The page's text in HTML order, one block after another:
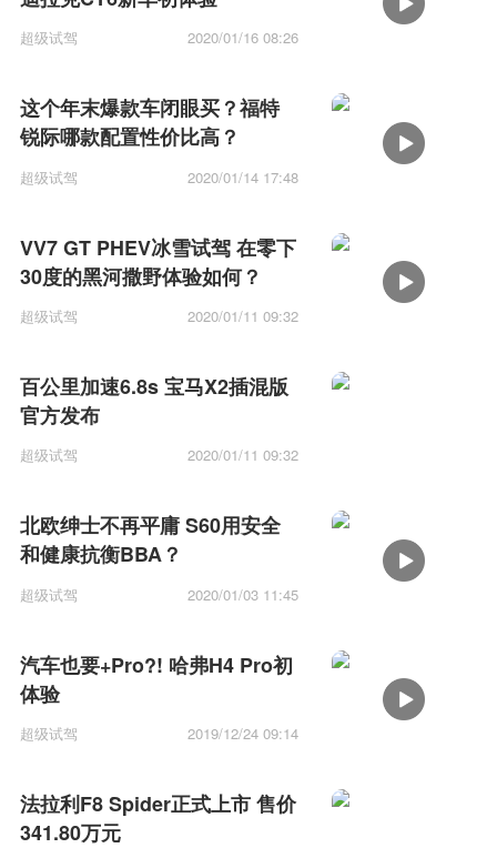
超级试驾 2020/01/16 08:26
这个年末爆款车闭眼买？福特
锐际哪款配置性价比高？
超级试驾 2020/01/14 17:48
VV7 GT PHEV冰雪试驾 在零下
30度的黑河撒野体验如何？
超级试驾 2020/01/11 09:32
百公里加速6.8s 宝马X2插混版
官方发布
超级试驾 2020/01/11 09:32
北欧绅士不再平庸 S60用安全
和健康抗衡BBA？
超级试驾 2020/01/03 11:45
汽车也要+Pro?! 哈弗H4 Pro初
体验
超级试驾 2019/12/24 09:14
法拉利F8 Spider正式上市 售价
341.80万元